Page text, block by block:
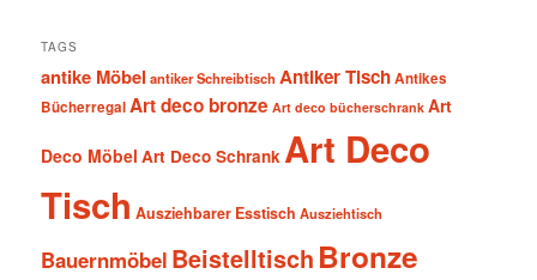
TAGS
antike Möbel antiker Schreibtisch Antiker TischAntikes
BücherregalArt deco bronze Art deco bücherschrank Art
Deco Möbel Art Deco Schrank Art Deco
Tisch Ausziehbarer Esstisch Ausziehtisch
Bauernmöbel Beistelltisch Bronze